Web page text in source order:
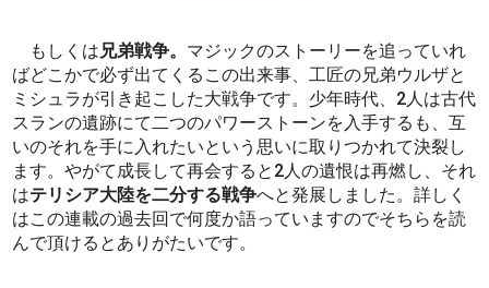
もしくは 兄弟戦争。 マジックのストーリーを追っていれ
ばどこかで必ず出てくるこの出来事、工匠の兄弟ウルザと
ミシュラが引き起こした大戦争です。少年時代、2人は古代
スランの遺跡にて二つのパワーストーンを入手するも、互
いのそれを手に入れたいという思いに取りつかれて決裂し
ます。やがて成長して再会すると2人の遺恨は再燃し、それ
はテリシア大陸を二分する戦争へと発展しました。詳しく
はこの連載の過去回で何度か語っていますのでそちらを読
んで頂けるとありがたいです。